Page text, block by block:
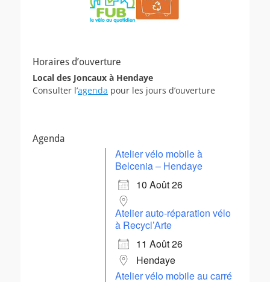
Horaires d’ouverture
Local des Joncaux à Hendaye
Consulter l’agenda pour les jours d’ouverture
Agenda
Atelier vélo mobile à
Belcenia – Hendaye
10 Août 26
Atelier auto-réparation vélo
à Recycl’Arte
11 Août 26
Hendaye
Atelier vélo mobile au carré